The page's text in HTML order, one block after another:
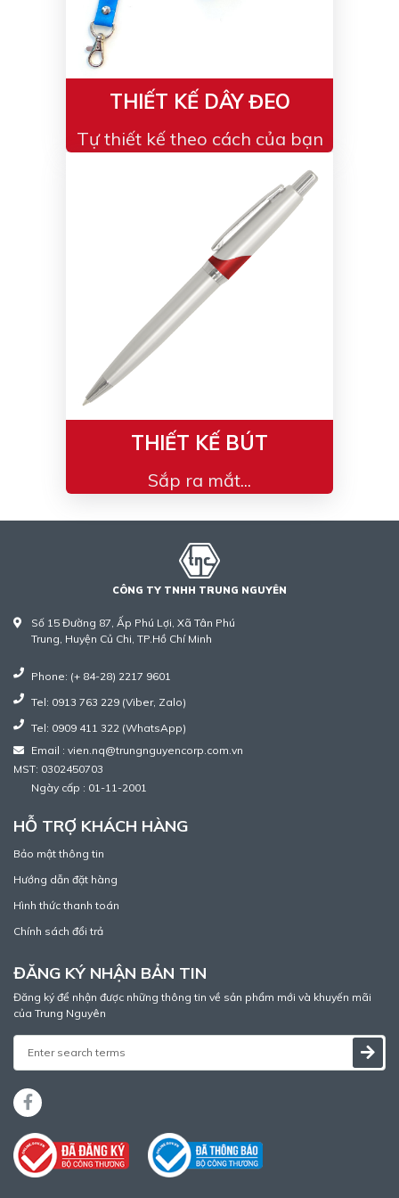
Bạc - Cam
Đỏ - Bạc
Đen - Trắng
Bạc - Đen
Xanh xám
Cà phê
Đỏ nâu
Bạc 1cm
Bạc mini 1cm
THIẾT KẾ DÂY ĐEO
Tự thiết kế theo cách của bạn
THIẾT KẾ BÚT
Sắp ra mắt...
CÔNG TY TNHH TRUNG NGUYÊN
Số 15 Đường 87, Ấp Phú Lợi, Xã Tân Phú
Trung, Huyện Củ Chi, TP.Hồ Chí Minh
Phone: (+ 84-28) 2217 9601
Tel: 0913 763 229 (Viber, Zalo)
Tel: 0909 411 322 (WhatsApp)
Email : vien.nq@trungnguyencorp.com.vn
MST: 0302450703
Ngày cấp : 01-11-2001
HỖ TRỢ KHÁCH HÀNG
Bảo mật thông tin
Hướng dẫn đặt hàng
Hình thức thanh toán
Chính sách đổi trả
ĐĂNG KÝ NHẬN BẢN TIN
Đăng ký để nhận được những thông tin về sản phẩm mới và khuyến mãi
của Trung Nguyên